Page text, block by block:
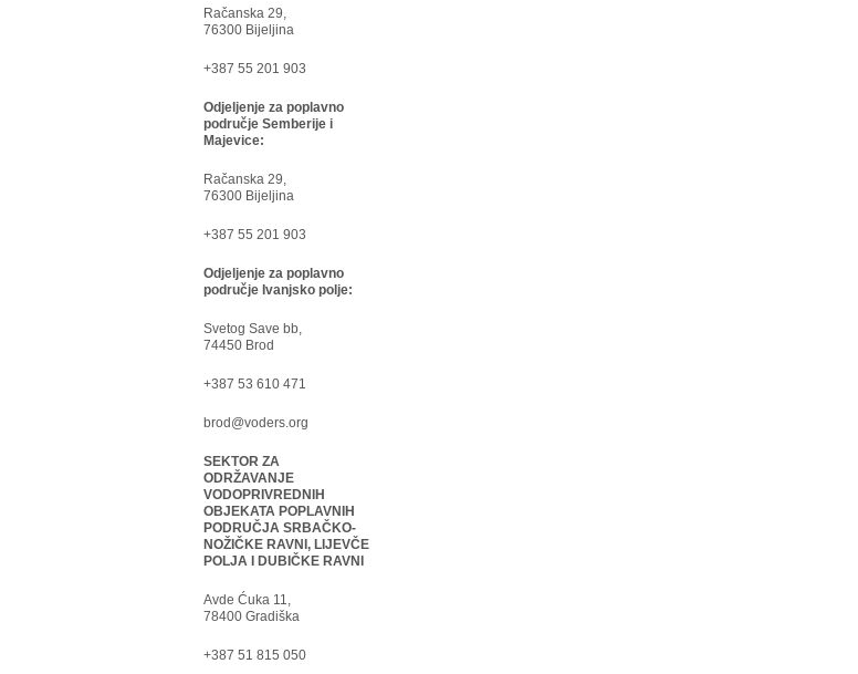
Račanska 29,
76300 Bijeljina
+387 55 201 903
Odjeljenje za poplavno
područje Semberije i
Majevice:
Račanska 29,
76300 Bijeljina
+387 55 201 903
Odjeljenje za poplavno
područje Ivanjsko polje:
Svetog Save bb,
74450 Brod
+387 53 610 471
brod@voders.org
SEKTOR ZA
ODRŽAVANJE
VODOPRIVREDNIH
OBJEKATA POPLAVNIH
PODRUČJA SRBAČKO-
NOŽIČKE RAVNI, LIJEVČE
POLJA I DUBIČKE RAVNI
Avde Ćuka 11,
78400 Gradiška
+387 51 815 050